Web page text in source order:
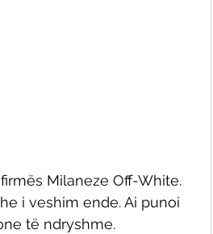
Milaneze Off-White.
i veshim ende. Ai punoi
të ndryshme.